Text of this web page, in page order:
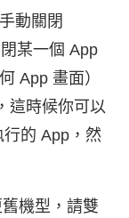
動關閉
某一個 App
App 畫面）
這時候你可以
的 App，然
機型，請雙